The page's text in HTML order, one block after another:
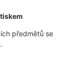
předmětů se